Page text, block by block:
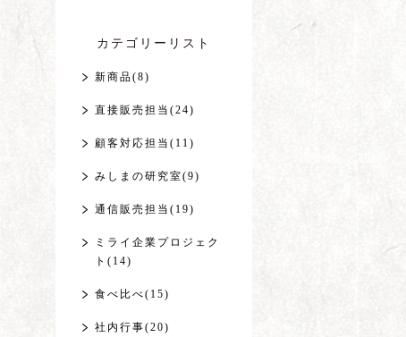
カテゴリーリスト
新商品(8)
直接販売担当(24)
顧客対応担当(11)
みしまの研究室(9)
通信販売担当(19)
ミライ企業プロジェク
ト(14)
食べ比べ(15)
社内行事(20)